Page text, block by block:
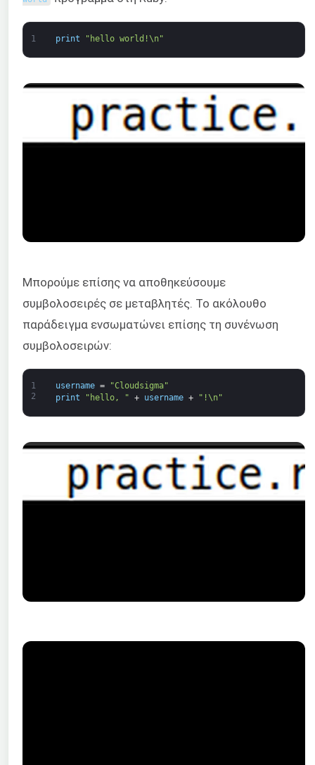
1 print "hello world!\n"
Μπορούμε επίσης να αποθηκεύσουμε
συμβολοσειρές σε μεταβλητές. Το ακόλουθο
παράδειγμα ενσωματώνει επίσης τη συνένωση
συμβολοσειρών:
1
2
username =
"Cloudsigma"
print
"hello, " + username + "!\n"